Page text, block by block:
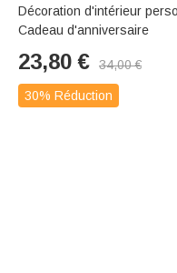
Décoration d'intérieur
Cadeau d'anniversaire
23,80 € 34,00€
30% Réduction